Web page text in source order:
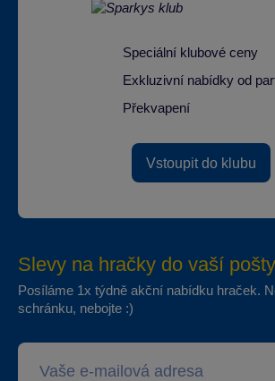
Speciální klubové ceny
Exkluzivní nabídky od
Překvapení
Vstoupit do klubu
Slevy na hračky do vaší pošty
Posíláme 1x týdně akční nabídku hraček.
schránku, nebojte :)